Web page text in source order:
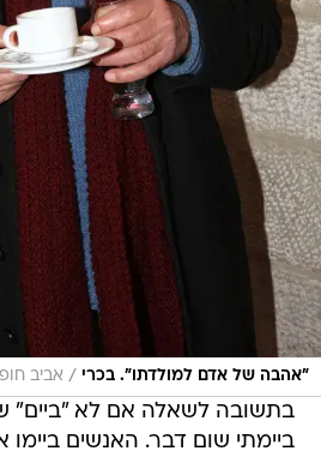
"אהבה של אדם למולדתו". בכרי / אביב
בתשובה לשאלה אם לא "ביים"
ביימתי שום דבר. האנשים ביימו